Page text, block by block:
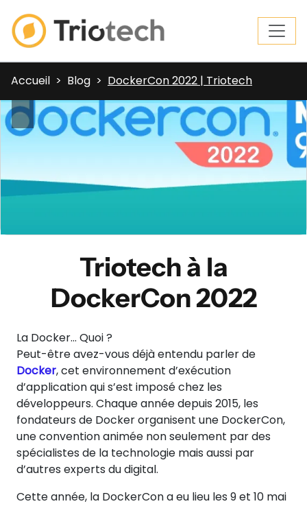
Accueil Blog DockerCon 2022 | Triotech
Triotech à la
DockerCon 2022
La Docker… Quoi ?
Peut-être avez-vous déjà entendu parler de
Docker, cet environnement d’exécution
d’application qui s’est imposé chez les
développeurs. Chaque année depuis 2015, les
fondateurs de Docker organisent une DockerCon,
une convention animée non seulement par des
spécialistes de la technologie mais aussi par
d’autres experts du digital.
Cette année, la DockerCon a eu lieu les 9 et 10 mai